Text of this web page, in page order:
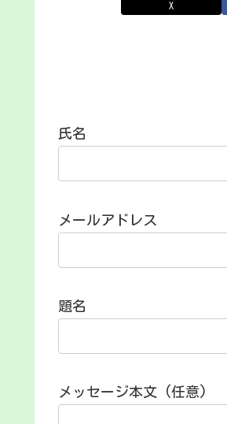
X
氏名
メールアドレス
題名
メッセージ本文 (任意)